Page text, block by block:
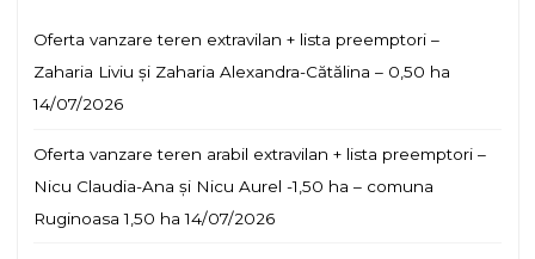
Oferta vanzare teren extravilan + lista preemptori –
Zaharia Liviu și Zaharia Alexandra-Cătălina – 0,50 ha
14/07/2026
Oferta vanzare teren arabil extravilan + lista preemptori –
Nicu Claudia-Ana și Nicu Aurel -1,50 ha – comuna
Ruginoasa 1,50 ha 14/07/2026